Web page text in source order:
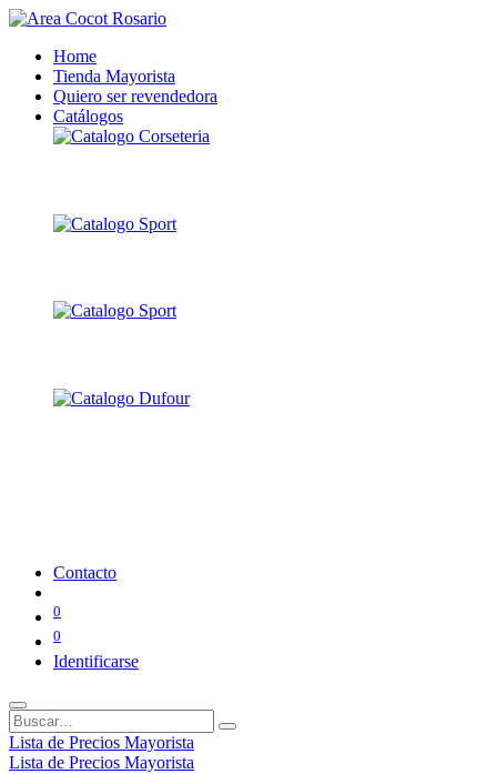
Home
Tienda Mayorista
Quiero ser revendedora
Catálogos
Contacto
0
0
Identificarse
Lista de Precios Mayorista
Lista de Precios Mayorista